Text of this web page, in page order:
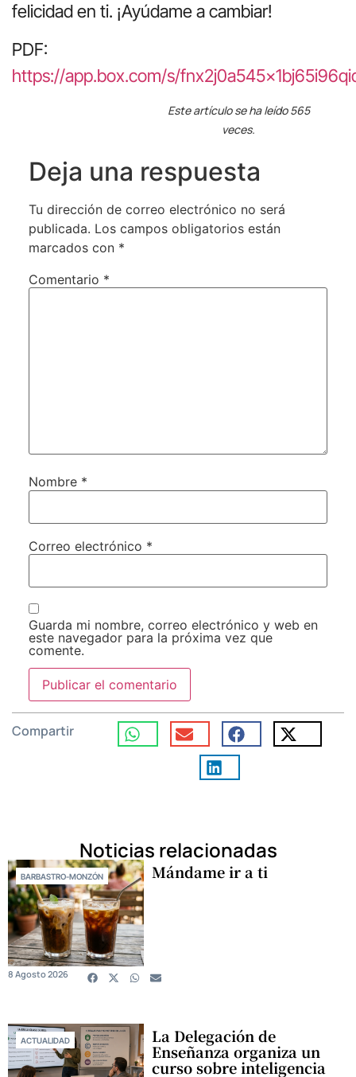
felicidad en ti. ¡Ayúdame a cambiar!
PDF:
https://app.box.com/s/
Este artículo se ha leído 565
veces.
Deja una respuesta
Tu dirección de correo electrónico no será
publicada. Los campos obligatorios están
marcados con *
Comentario *
Nombre *
Correo electrónico *
Guarda mi nombre, correo electrónico y web en
este navegador para la próxima vez que
comente.
Compartir
Noticias relacionadas
BARBASTRO-MONZÓN Mándame ir a ti
8 Agosto 2026
ACTUALIDAD La Delegación de
Enseñanza organiza un
curso sobre inteligencia